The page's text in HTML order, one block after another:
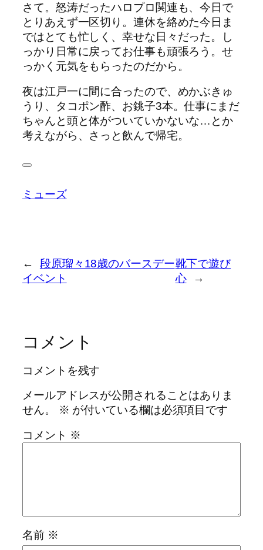
さて。怒涛だったハロプロ関連も、今日で
とりあえず一区切り。連休を絡めた今日ま
ではとても忙しく、幸せな日々だった。し
っかり日常に戻ってお仕事も頑張ろう。せ
っかく元気をもらったのだから。
夜は江戸一に間に合ったので、めかぶきゅ
うり、タコポン酢、お銚子3本。仕事にまだ
ちゃんと頭と体がついていかないな…とか
考えながら、さっと飲んで帰宅。
ミューズ
←
段原瑠々18歳のバースデー
イベント
靴下で遊び
心
→
コメント
コメントを残す
メールアドレスが公開されることはありま
せん。
※ が付いている欄は必須項目です
コメント ※
名前 ※